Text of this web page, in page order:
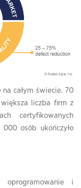
na całym świecie. 70
liczba firm z
certyfikowanych
osób ukończyło
oprogramowanie i